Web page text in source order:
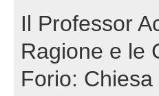
Il Professor
Ragione e le
Forio: